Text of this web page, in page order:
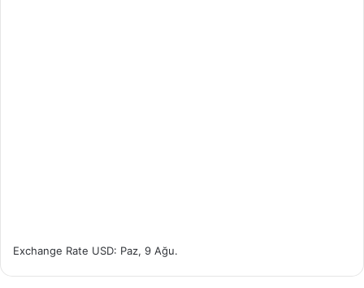
Exchange Rate USD: Paz, 9 Ağu.